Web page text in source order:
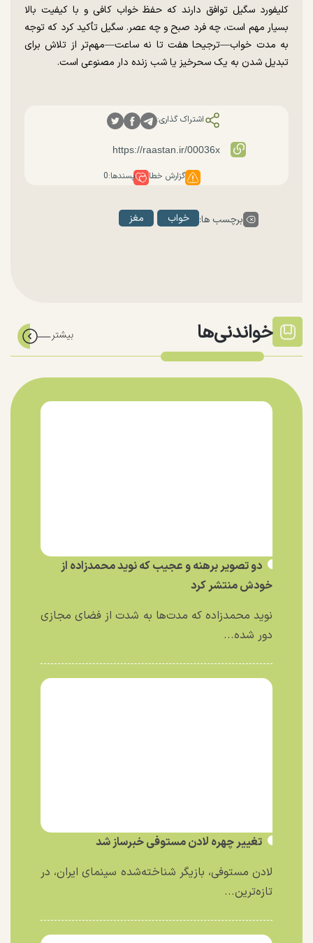
کلیفورد سگیل توافق دارند که حفظ خواب کافی و با کیفیت بالا
بسیار مهم است، چه فرد صبح و چه عصر. سگیل تأکید کرد که توجه
به مدت خواب—ترجیحا هفت تا نه ساعت—مهم‌تر از تلاش برای
تبدیل شدن به یک سحرخیز یا شب زنده دار مصنوعی است.
اشتراک گذاری:
گزارش خطا پسندها:0
برچسب ها: خواب مغز
خواندنی‌ها
دو تصویر برهنه و عجیب که نوید محمدزاده از
خودش منتشر کرد
نوید محمدزاده که مدت‌ها به شدت از فضای مجازی
دور شده...
تغییر چهره لادن مستوفی خبرساز شد
لادن مستوفی، بازیگر شناخته‌شده سینمای ایران، در
تازه‌ترین...